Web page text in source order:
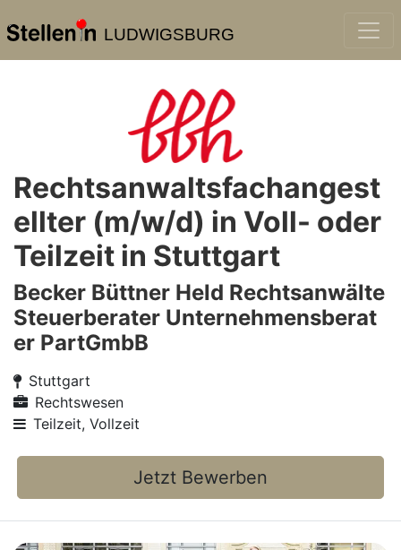
LUDWIGSBURG
Rechtsanwaltsfachangest
ellter (m/w/d) in Voll- oder
Teilzeit in Stuttgart
Becker Büttner Held Rechtsanwälte
Steuerberater Unternehmensberat
er PartGmbB
Stuttgart
Rechtswesen
Teilzeit, Vollzeit
Jetzt Bewerben